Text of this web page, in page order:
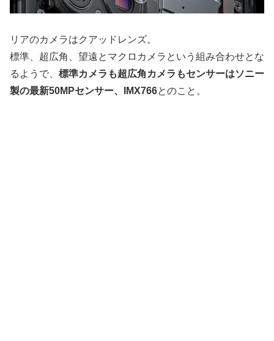
リアのカメラはクアッドレンズ。
標準、超広角、望遠とマクロカメラという組み合わせとな
るようで、 標準カメラも超広角カメラもセンサーはソニー
製の最新50MPセンサー、IMX766とのこと。